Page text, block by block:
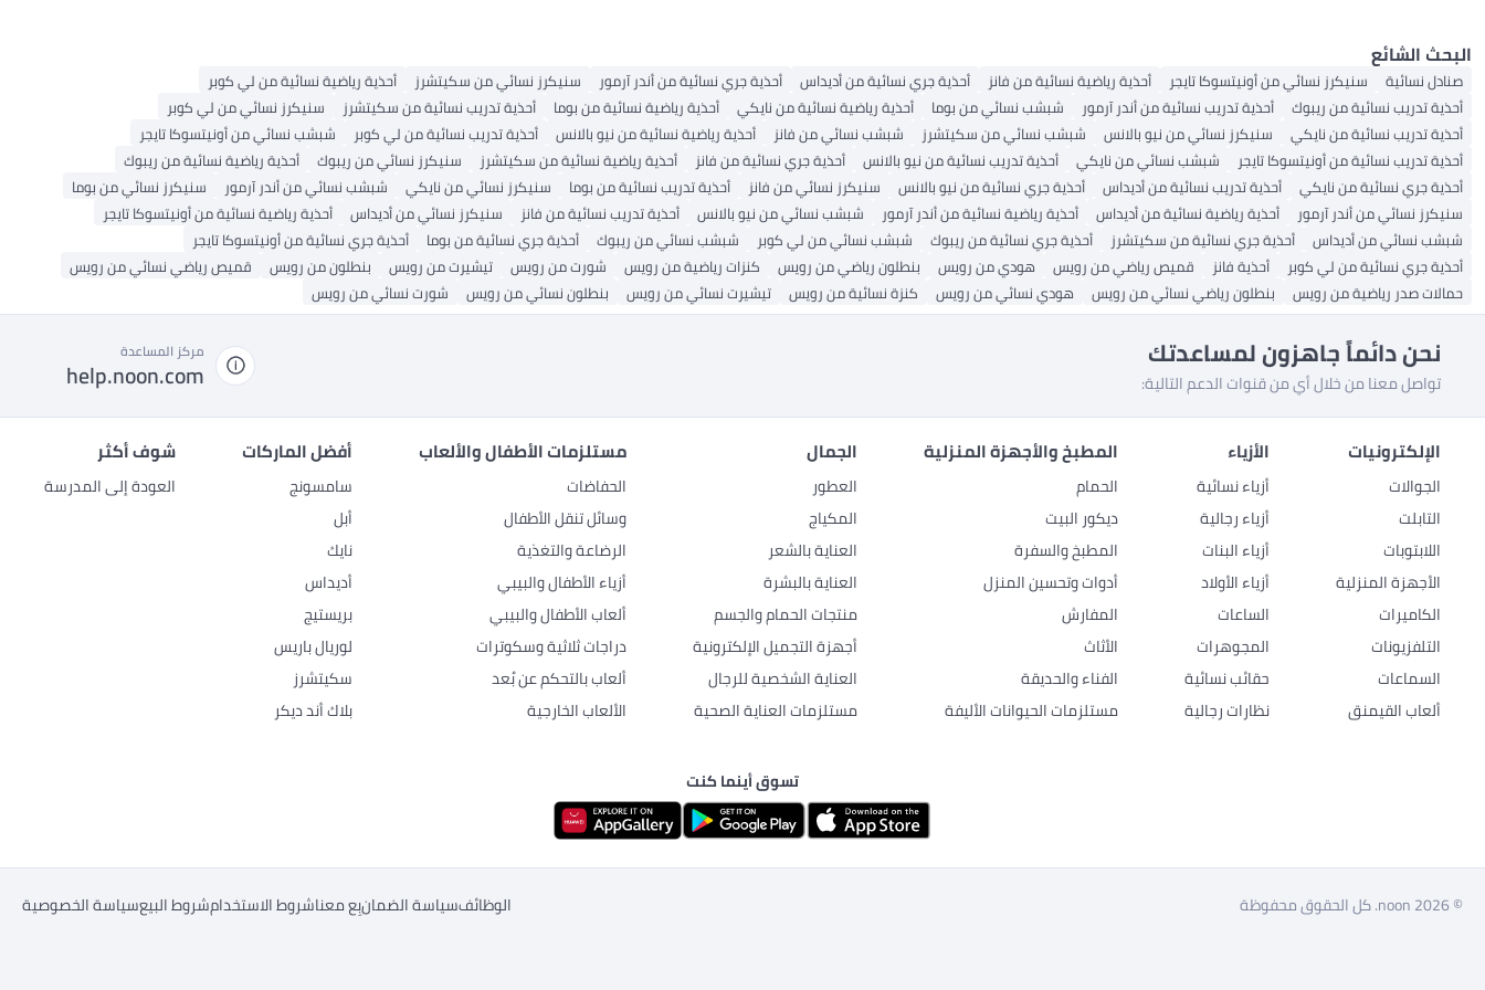
البحث الشائع
صنادل نسائية سنيكرز نسائي من أونيتسوكا تايجر أحذية رياضية نسائية من فانز أحذية جري نسائية من أديداس أحذية جري نسائية من أندر آرمور سنيكرز نسائي من سكيتشرز
أحذية رياضية نسائية من لي كوبر
أحذية تدريب نسائية من ريبوك
أحذية تدريب نسائية من أندر آرمور شبشب نسائي من بوما أحذية رياضية نسائية من نايكي أحذية رياضية نسائية من بوما أحذية تدريب نسائية من سكيتشرز
سنيكرز نسائي من لي كوبر
أحذية تدريب نسائية من نايكي
سنيكرز نسائي من نيو بالانس شبشب نسائي من سكيتشرز شبشب نسائي من فانز أحذية رياضية نسائية من نيو بالانس أحذية تدريب نسائية من لي كوبر
شبشب نسائي من أونيتسوكا تايجر
أحذية تدريب نسائية من أونيتسوكا تايجر
شبشب نسائي من نايكي أحذية تدريب نسائية من نيو بالانس أحذية جري نسائية من فانز أحذية رياضية نسائية من سكيتشرز سنيكرز نسائي من ريبوك
أحذية رياضية نسائية من ريبوك
أحذية جري نسائية من نايكي
أحذية تدريب نسائية من أديداس أحذية جري نسائية من نيو بالانس سنيكرز نسائي من فانز أحذية تدريب نسائية من بوما سنيكرز نسائي من نايكي شبشب نسائي من أندر آرمور
سنيكرز نسائي من بوما
سنيكرز نسائي من أندر آرمور
أحذية رياضية نسائية من أديداس أحذية رياضية نسائية من أندر آرمور شبشب نسائي من نيو بالانس أحذية تدريب نسائية من فانز سنيكرز نسائي من أديداس
أحذية رياضية نسائية من أونيتسوكا تايجر
شبشب نسائي من أديداس
أحذية جري نسائية من سكيتشرز أحذية جري نسائية من ريبوك شبشب نسائي من لي كوبر شبشب نسائي من ريبوك أحذية جري نسائية من بوما
أحذية جري نسائية من أونيتسوكا تايجر
أحذية جري نسائية من لي كوبر
أحذية فانز قميص رياضي من رويس هودي من رويس بنطلون رياضي من رويس كنزات رياضية من رويس شورت من رويس تيشيرت من رويس بنطلون من رويس
قميص رياضي نسائي من رويس
حمالات صدر رياضية من رويس
بنطلون رياضي نسائي من رويس هودي نسائي من رويس كنزة نسائية من رويس تيشيرت نسائي من رويس بنطلون نسائي من رويس شورت نسائي من رويس
نحن دائماً جاهزون لمساعدتك
تواصل معنا من خلال أي من قنوات الدعم التالية:
مركز المساعدة
help.noon.com
الإلكترونيات
الجوالات
التابلت
اللابتوبات
الأجهزة المنزلية
الكاميرات
التلفزيونات
السماعات
ألعاب القيمنق
الأزياء
أزياء نسائية
أزياء رجالية
أزياء البنات
أزياء الأولاد
الساعات
المجوهرات
حقائب نسائية
نظارات رجالية
المطبخ والأجهزة المنزلية
الحمام
ديكور البيت
المطبخ والسفرة
أدوات وتحسين المنزل
المفارش
الأثاث
الفناء والحديقة
مستلزمات الحيوانات الأليفة
الجمال
العطور
المكياج
العناية بالشعر
العناية بالبشرة
منتجات الحمام والجسم
أجهزة التجميل الإلكترونية
العناية الشخصية للرجال
مستلزمات العناية الصحية
مستلزمات الأطفال والألعاب
الحفاضات
وسائل تنقل الأطفال
الرضاعة والتغذية
أزياء الأطفال والبيبي
ألعاب الأطفال والبيبي
دراجات ثلاثية وسكوترات
ألعاب بالتحكم عن بُعد
الألعاب الخارجية
أفضل الماركات
سامسونج
أبل
نايك
أديداس
بريستيج
لوريال باريس
سكيتشرز
بلاك أند ديكر
شوف أكثر
العودة إلى المدرسة
تسوق أينما كنت
© 2026 noon. كل الحقوق محفوظة الوظائفسياسة الضمانبِع معناشروط الاستخدامشروط البيعسياسة الخصوصية